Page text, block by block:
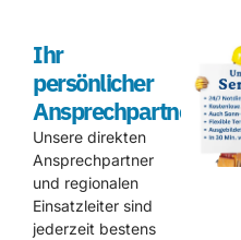
Ihr
persönlicher
Ansprechpartner
Unsere direkten
Ansprechpartner
und regionalen
Einsatzleiter sind
jederzeit bestens